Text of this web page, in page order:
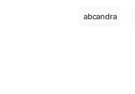
abcandra